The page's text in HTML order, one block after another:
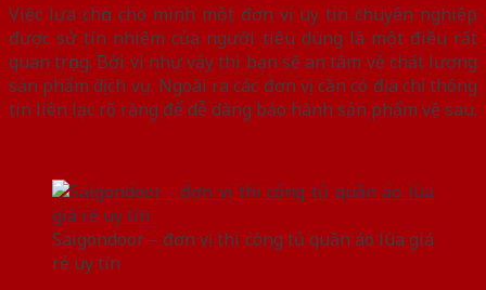
Việc lựa chọn cho mình một đơn vị uy tín chuyên nghiệp
được sử tín nhiệm của người tiêu dùng là một điều rất
quan trọng. Bởi vì như vậy thì bạn sẽ an tâm về chất lượng
sản phẩm dịch vụ. Ngoài ra các đơn vị cần có địa chỉ thông
tin liên lạc rõ ràng để dễ dàng bảo hành sản phẩm về sau.
Saigondoor – đơn vị thi công tủ quần áo lùa giá
rẻ uy tín